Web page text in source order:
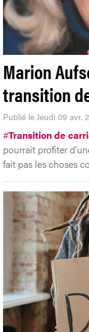
Marion
transition
Publié le Jeudi 09 avr.
#Transition de
pourrait profiter
fait pas les choses